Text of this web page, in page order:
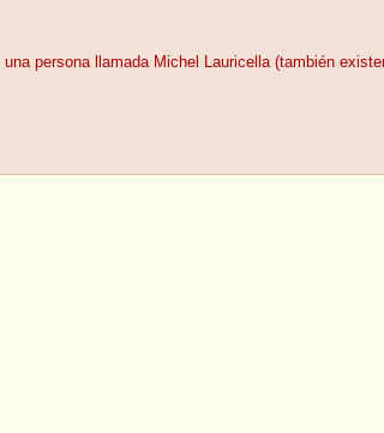
persona llamada Michel Lauricella (también